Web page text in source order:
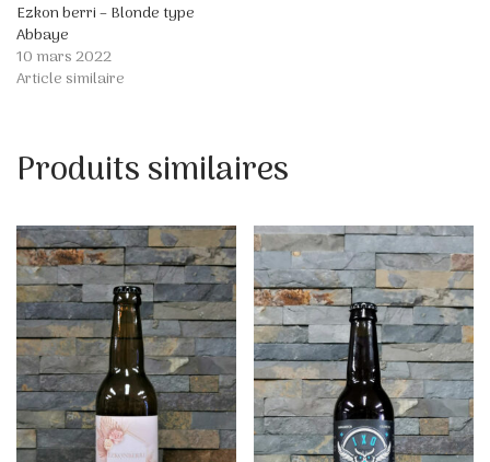
Ezkon berri – Blonde type
Abbaye
10 mars 2022
Article similaire
Produits similaires